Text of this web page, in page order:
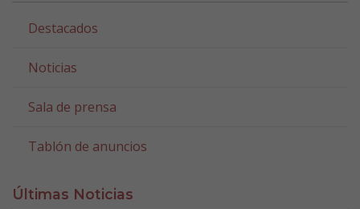
Destacados
Noticias
Sala de prensa
Tablón de anuncios
Últimas Noticias